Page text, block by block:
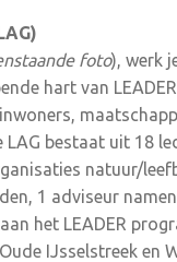
foto), werk
hart van
bestaat uit 18
natuur/
1 adviseur
het LEADER
IJsselstreek en